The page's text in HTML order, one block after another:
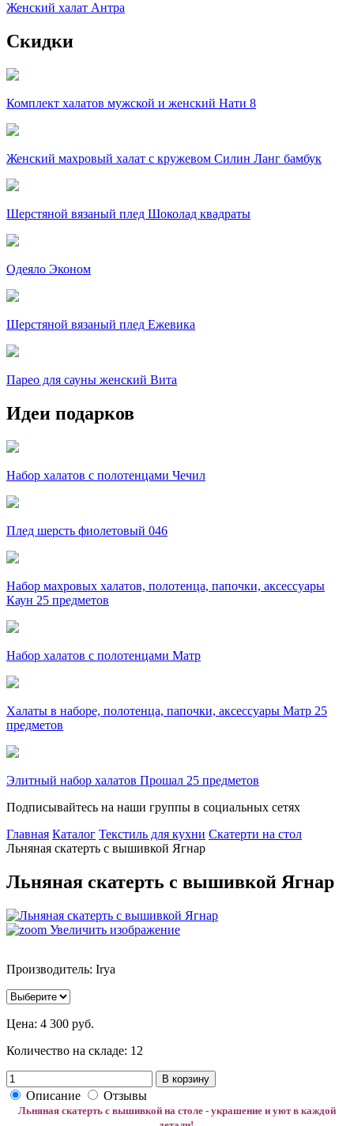
Женский халат Антра
Скидки
Комплект халатов мужской и женский Нати 8
Женский махровый халат с кружевом Силин Ланг бамбук
Шерстяной вязаный плед Шоколад квадраты
Одеяло Эконом
Шерстяной вязаный плед Ежевика
Парео для сауны женский Вита
Идеи подарков
Набор халатов с полотенцами Чечил
Плед шерсть фиолетовый 046
Набор махровых халатов, полотенца, папочки, аксессуары
Каун 25 предметов
Набор халатов с полотенцами Матр
Халаты в наборе, полотенца, папочки, аксессуары Матр 25
предметов
Элитный набор халатов Прошал 25 предметов
Подписывайтесь на наши группы в социальных сетях
Главная Каталог Текстиль для кухни Скатерти на стол
Льняная скатерть с вышивкой Ягнар
Льняная скатерть с вышивкой Ягнар
Увеличить изображение
Производитель: Irya
Цена: 4 300 руб.
Количество на складе: 12
В корзину
Описание Отзывы
Льняная скатерть с вышивкой на столе - украшение и уют в каждой